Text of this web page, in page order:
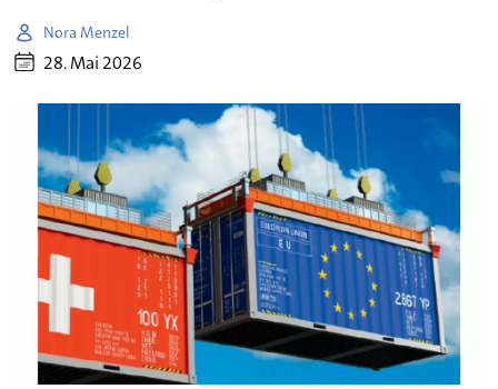
Nora Menzel
28. Mai 2026